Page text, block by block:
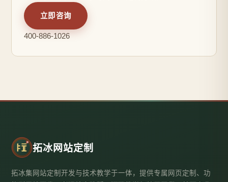
立即咨询
400-886-1026
拓冰网站定制
拓冰集网站定制开发与技术教学于一体，提供专属网页定制、功